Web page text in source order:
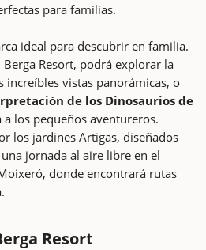
para familias.
ideal para descubrir en familia.
Resort, podrá explorar la
increíbles vistas panorámicas, o
de los Dinosaurios de
a los pequeños aventureros.
los jardines Artigas, diseñados
jornada al aire libre en el
donde encontrará rutas
Resort